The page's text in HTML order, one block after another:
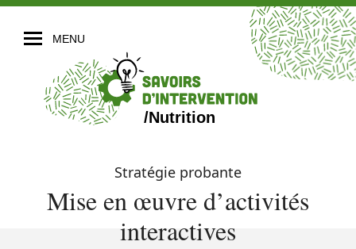
MENU
Nutrition
Stratégie probante
Mise en œuvre d’activités
interactives